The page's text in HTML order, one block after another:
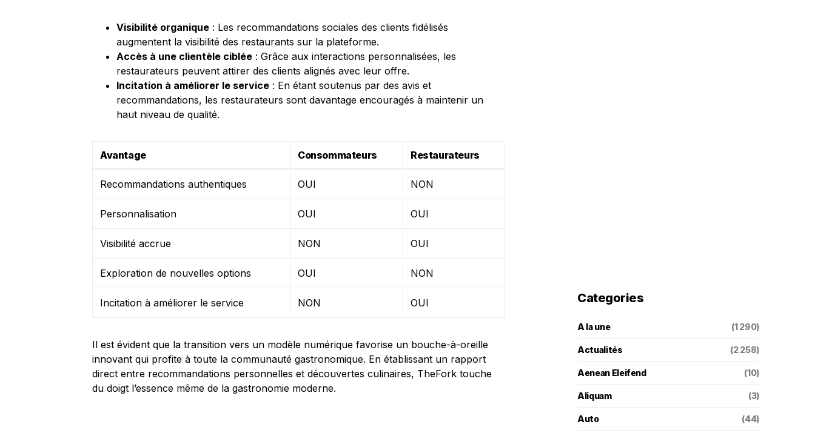
Visibilité organique : Les recommandations sociales des clients fidélisés
augmentent la visibilité des restaurants sur la plateforme.
Accès à une clientèle ciblée : Grâce aux interactions personnalisées, les
restaurateurs peuvent attirer des clients alignés avec leur offre.
Incitation à améliorer le service : En étant soutenus par des avis et
recommandations, les restaurateurs sont davantage encouragés à maintenir un
haut niveau de qualité.
Avantage Consommateurs Restaurateurs
Recommandations authentiques OUI NON
Personnalisation OUI OUI
Visibilité accrue NON OUI
Exploration de nouvelles options OUI NON
Incitation à améliorer le service NON OUI
Il est évident que la transition vers un modèle numérique favorise un bouche-à-oreille
innovant qui profite à toute la communauté gastronomique. En établissant un rapport
direct entre recommandations personnelles et découvertes culinaires, TheFork touche
du doigt l’essence même de la gastronomie moderne.
Categories
A la une (1 290)
Actualités (2 258)
Aenean Eleifend (10)
Aliquam (3)
Auto (44)